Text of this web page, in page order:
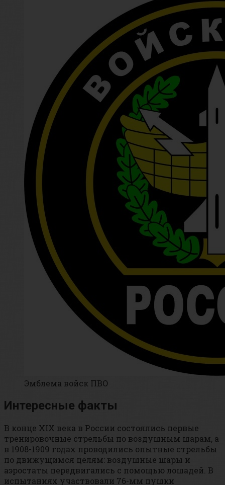
Эмблема войск ПВО
Интересные факты
В конце XIX века в России состоялись первые
тренировочные стрельбы по воздушным шарам, а
в 1908-1909 годах проводились опытные стрельбы
по движущимся целям: воздушные шары и
аэростаты передвигались с помощью лошадей. В
испытаниях участвовали 76-мм пушки